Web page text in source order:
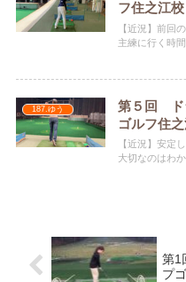
フ住之江校
【近況】前回
主練に行く時
187.ゆう
第５回 ド
ゴルフ住
【近況】安定
大切なのはわ
第1
プ